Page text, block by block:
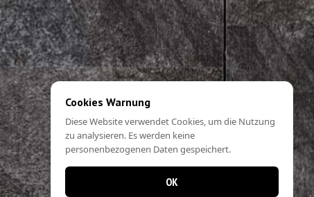
Cookies Warnung
Diese Website verwendet Cookies, um die Nutzung
zu analysieren. Es werden keine
personenbezogenen Daten gespeichert.
OK